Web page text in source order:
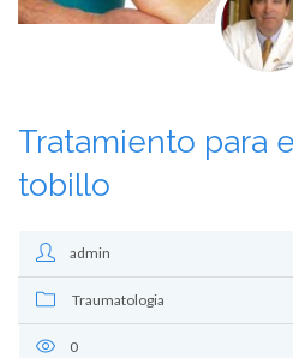
Tratamiento para
tobillo
admin
Traumatologia
0